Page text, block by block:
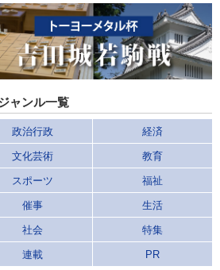
ャンル一覧
政治行政 経済
文化芸術 教育
スポーツ 福祉
催事 生活
社会 特集
連載 PR